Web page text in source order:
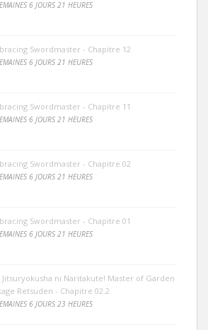
6 JOURS 21 HEURES
Swordmaster - Chapitre 12
6 JOURS 21 HEURES
Swordmaster - Chapitre 11
6 JOURS 21 HEURES
Swordmaster - Chapitre 02
6 JOURS 21 HEURES
Swordmaster - Chapitre 01
6 JOURS 21 HEURES
Jitsuryokusha ni Naritakute! Master of Garden
Retsuden - Chapitre 02.2
6 JOURS 23 HEURES